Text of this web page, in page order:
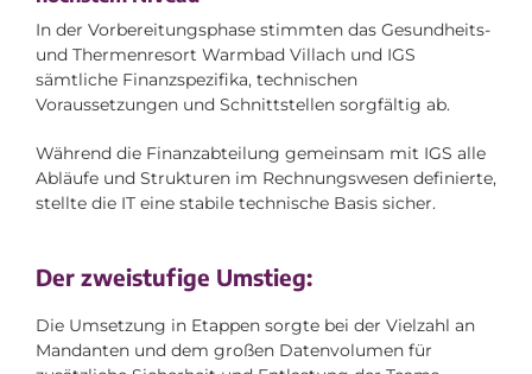
In der Vorbereitungsphase stimmten das Gesundheits-
und Thermenresort Warmbad Villach und IGS
sämtliche Finanzspezifika, technischen
Voraussetzungen und Schnittstellen sorgfältig ab.
Während die Finanzabteilung gemeinsam mit IGS alle
Abläufe und Strukturen im Rechnungswesen definierte,
stellte die IT eine stabile technische Basis sicher.
Der zweistufige Umstieg:
Die Umsetzung in Etappen sorgte bei der Vielzahl an
Mandanten und dem großen Datenvolumen für